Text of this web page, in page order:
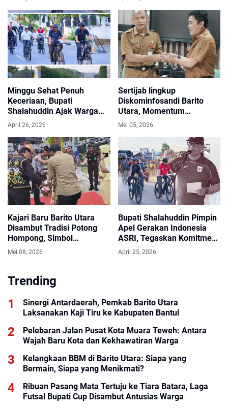
Allah dari Barito Utara Kalteng 2026
Minggu Sehat Penuh
Keceriaan, Bupati
Shalahuddin Ajak Warga
Gowes dan Senam
Bersama
April 26, 2026
Sertijab lingkup
Diskominfosandi Barito
Utara, Momentum
Peningkatan Kinerja,
Solidaritas, Dan Kontribusi
Nyata Membangun Daerah
Melalui Pelayanan Publik.
Mei 05, 2026
Kajari Baru Barito Utara
Disambut Tradisi Potong
Hompong, Simbol
Kehormatan dan Harapan
Mei 08, 2026
Bupati Shalahuddin Pimpin
Apel Gerakan Indonesia
ASRI, Tegaskan Komitmen
Kebersihan Lingkungan
April 25, 2026
Trending
Sinergi Antardaerah, Pemkab Barito Utara
Laksanakan Kaji Tiru ke Kabupaten Bantul
Pelebaran Jalan Pusat Kota Muara Teweh: Antara
Wajah Baru Kota dan Kekhawatiran Warga
Kelangkaan BBM di Barito Utara: Siapa yang
Bermain, Siapa yang Menikmati?
Ribuan Pasang Mata Tertuju ke Tiara Batara, Laga
Futsal Bupati Cup Disambut Antusias Warga